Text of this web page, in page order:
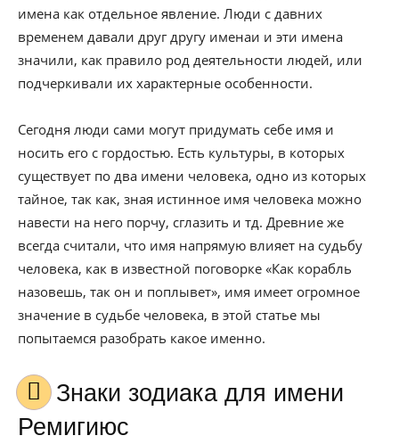
имена как отдельное явление. Люди с давних
временем давали друг другу именаи и эти имена
значили, как правило род деятельности людей, или
подчеркивали их характерные особенности.
Сегодня люди сами могут придумать себе имя и
носить его с гордостью. Есть культуры, в которых
существует по два имени человека, одно из которых
тайное, так как, зная истинное имя человека можно
навести на него порчу, сглазить и тд. Древние же
всегда считали, что имя напрямую влияет на судьбу
человека, как в известной поговорке «Как корабль
назовешь, так он и поплывет», имя имеет огромное
значение в судьбе человека, в этой статье мы
попытаемся разобрать какое именно.
Знаки зодиака для имени
Ремигиюс